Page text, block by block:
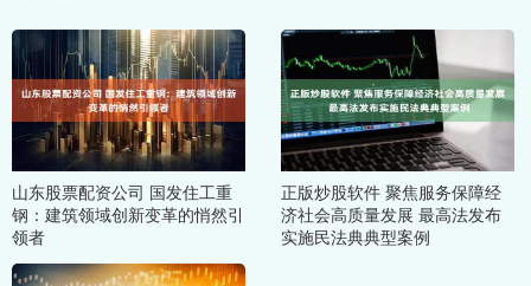
山东股票配资公司 国发住工重
钢：建筑领域创新变革的悄然引
领者
正版炒股软件 聚焦服务保障经
济社会高质量发展 最高法发布
实施民法典典型案例